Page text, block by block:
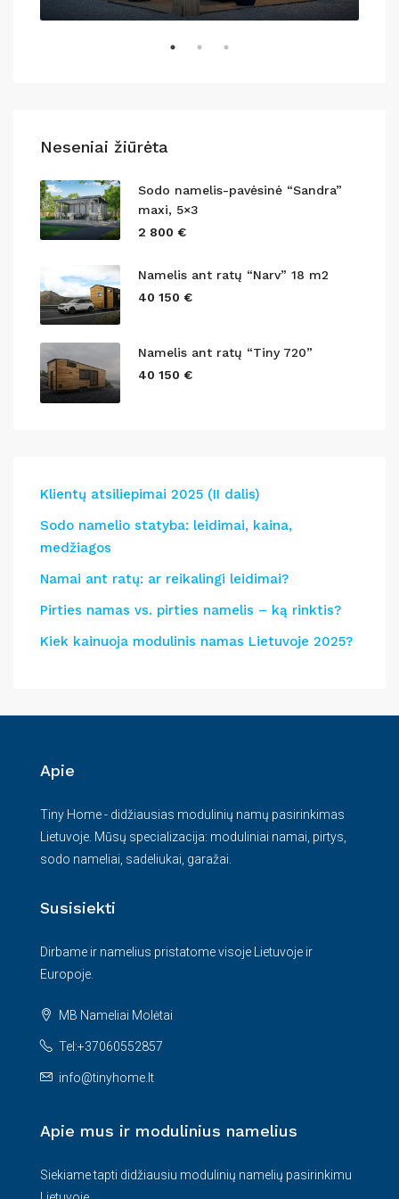
Neseniai žiūrėta
Sodo namelis-pavėsinė “Sandra”
maxi, 5×3
2 800 €
Namelis ant ratų “Narv” 18 m2
40 150 €
Namelis ant ratų “Tiny 720”
40 150 €
Klientų atsiliepimai 2025 (II dalis)
Sodo namelio statyba: leidimai, kaina,
medžiagos
Namai ant ratų: ar reikalingi leidimai?
Pirties namas vs. pirties namelis – ką rinktis?
Kiek kainuoja modulinis namas Lietuvoje 2025?
Apie
Tiny Home - didžiausias modulinių namų pasirinkimas
Lietuvoje. Mūsų specializacija: moduliniai namai, pirtys,
sodo nameliai, sadeliukai, garažai.
Susisiekti
Dirbame ir namelius pristatome visoje Lietuvoje ir
Europoje.
MB Nameliai Molėtai
Tel:+37060552857
info@tinyhome.lt
Apie mus ir modulinius namelius
Siekiame tapti didžiausiu modulinių namelių pasirinkimu